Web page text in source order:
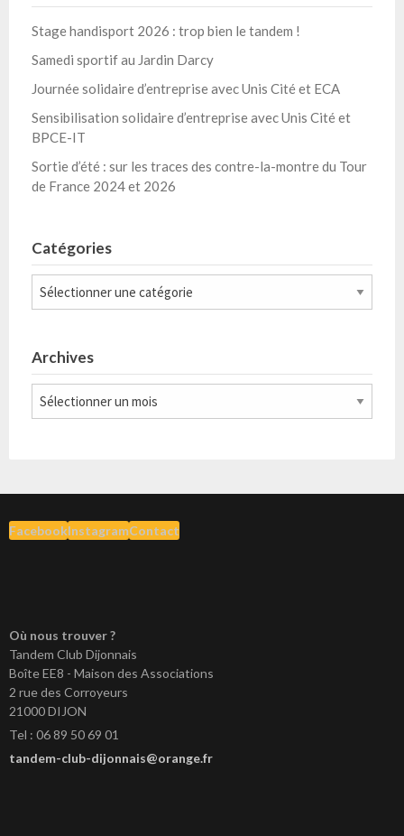
Stage handisport 2026 : trop bien le tandem !
Samedi sportif au Jardin Darcy
Journée solidaire d’entreprise avec Unis Cité et ECA
Sensibilisation solidaire d’entreprise avec Unis Cité et
BPCE-IT
Sortie d’été : sur les traces des contre-la-montre du Tour
de France 2024 et 2026
Catégories
Catégories
Archives
Archives
FacebookInstagramContact
Où nous trouver ?
Tandem Club Dijonnais
Boîte EE8 - Maison des Associations
2 rue des Corroyeurs
21000 DIJON
Tel : 06 89 50 69 01
tandem-club-dijonnais@orange.fr